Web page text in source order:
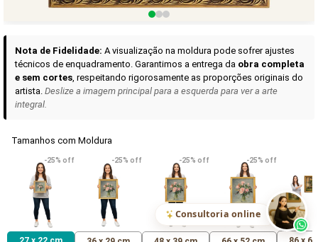
VER DETALHES
Madona de Loreto
R$ 538,42
VER DETALHES
Narciso- caravaggio
R$ 365,92
VER
Maria
uma Rosa
R$ 365,92
Consultoria online
Nota de Fidelidade: A visualização na moldura pode sofrer ajustes
técnicos de enquadramento. Garantimos a entrega da obra completa
e sem cortes, respeitando rigorosamente as proporções originais do
artista. Deslize a imagem principal para a esquerda para ver a arte
integral.
Tamanhos com Moldura
-25% off -25% off -25% off -25% off